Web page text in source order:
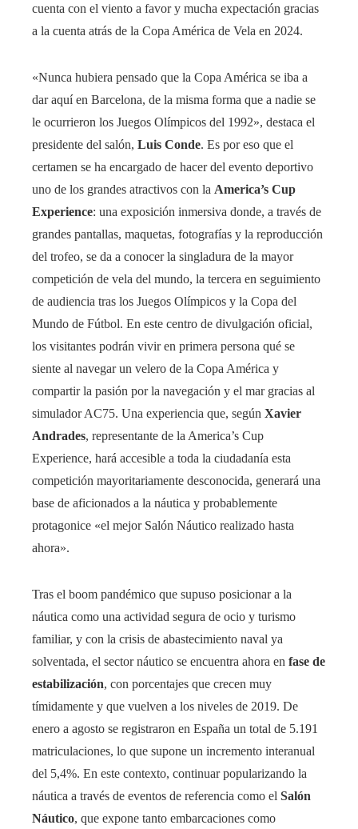
cuenta con el viento a favor y mucha expectación gracias
a la cuenta atrás de la Copa América de Vela en 2024.
«Nunca hubiera pensado que la Copa América se iba a
dar aquí en Barcelona, de la misma forma que a nadie se
le ocurrieron los Juegos Olímpicos del 1992», destaca el
presidente del salón, Luis Conde. Es por eso que el
certamen se ha encargado de hacer del evento deportivo
uno de los grandes atractivos con la America’s Cup
Experience: una exposición inmersiva donde, a través de
grandes pantallas, maquetas, fotografías y la reproducción
del trofeo, se da a conocer la singladura de la mayor
competición de vela del mundo, la tercera en seguimiento
de audiencia tras los Juegos Olímpicos y la Copa del
Mundo de Fútbol. En este centro de divulgación oficial,
los visitantes podrán vivir en primera persona qué se
siente al navegar un velero de la Copa América y
compartir la pasión por la navegación y el mar gracias al
simulador AC75. Una experiencia que, según Xavier
Andrades, representante de la America’s Cup
Experience, hará accesible a toda la ciudadanía esta
competición mayoritariamente desconocida, generará una
base de aficionados a la náutica y probablemente
protagonice «el mejor Salón Náutico realizado hasta
ahora».
Tras el boom pandémico que supuso posicionar a la
náutica como una actividad segura de ocio y turismo
familiar, y con la crisis de abastecimiento naval ya
solventada, el sector náutico se encuentra ahora en fase de
estabilización, con porcentajes que crecen muy
tímidamente y que vuelven a los niveles de 2019. De
enero a agosto se registraron en España un total de 5.191
matriculaciones, lo que supone un incremento interanual
del 5,4%. En este contexto, continuar popularizando la
náutica a través de eventos de referencia como el Salón
Náutico, que expone tanto embarcaciones como